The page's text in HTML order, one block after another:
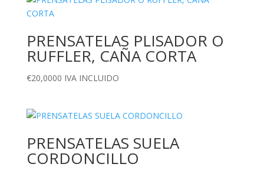
PRENSATELAS PLISADOR O
RUFFLER, CAÑA CORTA
€20,0000 IVA INCLUIDO
PRENSATELAS SUELA
CORDONCILLO